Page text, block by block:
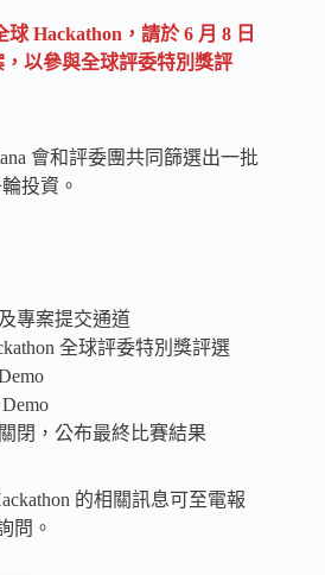
球 Hackathon，請於 6 月 8 日
以參與全球評委特別獎評
會和評委團共同篩選出一批
投資。
專案提交通道
全球評委特別獎評選
閉，公布最終比賽結果
的相關訊息可至電報
問。